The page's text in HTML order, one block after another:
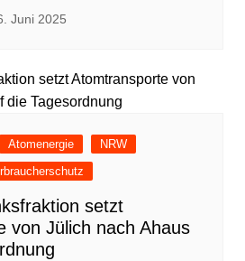
Juni 2025
Atomenergie
NRW
setzt
von Jülich nach Ahaus